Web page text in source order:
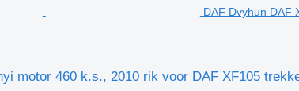
DAF Dvyhun DAF
motor 460 k.s., 2010 rik voor DAF XF105